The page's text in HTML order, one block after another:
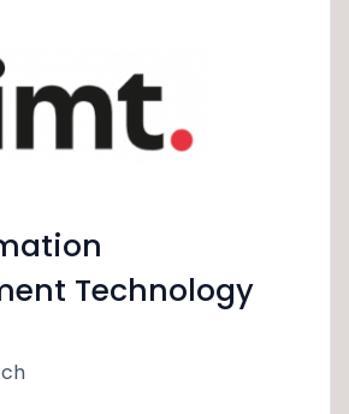
Technology